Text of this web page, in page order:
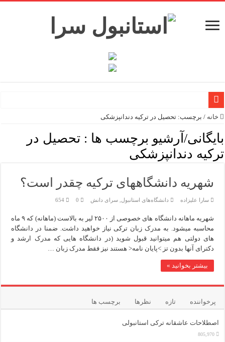
معرفی ۱۶ مسیر برتر کشتی استانبول | راهنمای کامل کشتی‌سواری در بسفر
اپلیکیشن KarDes؛ راهنمای رایگان کشف تاریخ و فرهنگ پنهان ترکیه
مرکز خرید پولات استانبول | تجربه‌ای متفاوت از خرید و سبک
12 اشتباه رایج در دریافت شهروندی ترکیه از طریق خرید ملک
ویژگی‌های رفتاری و اجتماعی در زبان ترکی استانبولی
ویژگی‌های منفی شخصیت در زبان ترکی استانبولی
ویژگی‌های مثبت شخصیت در زبان ترکی استانبولی
موزه افسانه‌های کارتال استانبول؛ سفری به دنیای قصه‌ها در
موزه ساعت کاخ توپکاپی استانبول
اجاره خانه در استانبول چگونه است؟ راهنمای کامل در سال 2026
خانه / برچسب:تحصیل در ترکیه دندانپزشکی
بایگانی/آرشیو برچسب ها :تحصیل در
ترکیه دندانپزشکی
شهریه دانشگاههای ترکیه چقدر است؟
سارا علیزاده دانشگاه‌های استانبول ,سرای دانش 0
654
شهریه ماهانه دانشگاه های خصوصی از ۲۵۰۰ لیر به بالاست (ماهانه) که ۹ ماه
محاسبه میشود. به مدرک زبان ترکی نیاز خواهید داشت. ضمنا در دانشگاه
های دولتی هم میتوانید قبول شوید (در دانشگاه هایی که مدرک ارشد و
دکترای آنها بدون تز >پایان نامه< هستند نیز فقط مدرک زبان …
بیشتر بخوانید »
پرخواننده تازه نظرها برچسب ها
اصطلاحات عاشقانه ترکی استانبولی
805,970